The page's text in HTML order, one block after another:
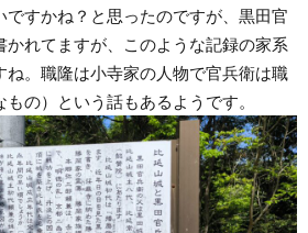
ですかね？と思ったのですが、黒田官
れてますが、このような記録の家系
ね。職隆は小寺家の人物で官兵衛は職
の）という話もあるようです。